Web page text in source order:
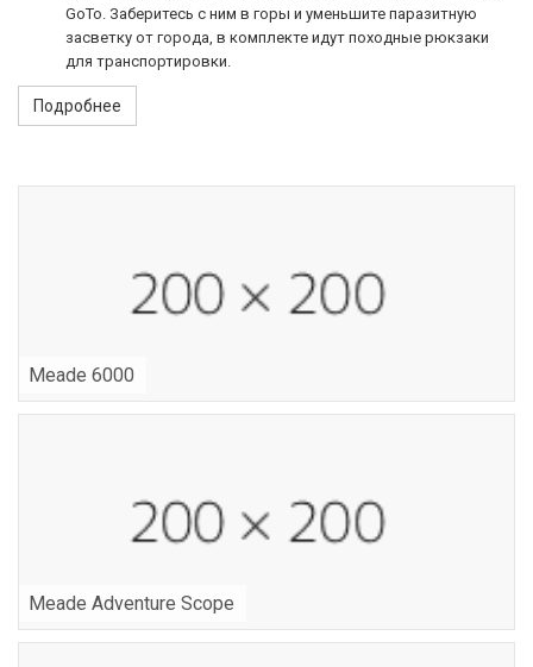
GoTo. Заберитесь с ним в горы и уменьшите паразитную
засветку от города, в комплекте идут походные рюкзаки
для транспортировки.
Подробнее
Meade 6000
Meade Adventure Scope